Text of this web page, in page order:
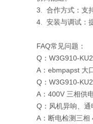
3. 合作方式：支
4. 安装与调试：
FAQ常见问题：
Q：W3G910-
A：ebmpapst 大
Q：W3G910-
A：400V 三相供
Q：风机异响、
A：断电检测三相